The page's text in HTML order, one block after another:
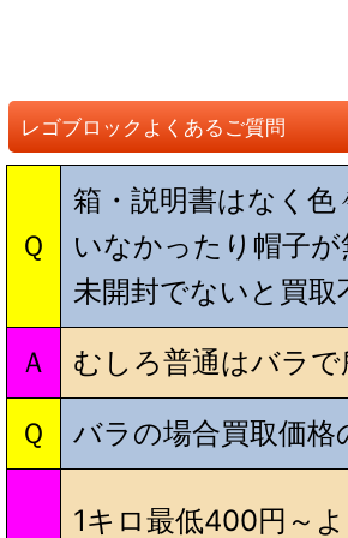
レゴブロックよくあるご質問
Ｑ
箱・説明書はなく
いなかったり帽子が
未開封でないと買取
Ａ むしろ普通はバラ
Ｑ バラの場合買取価格
1キロ最低400円～